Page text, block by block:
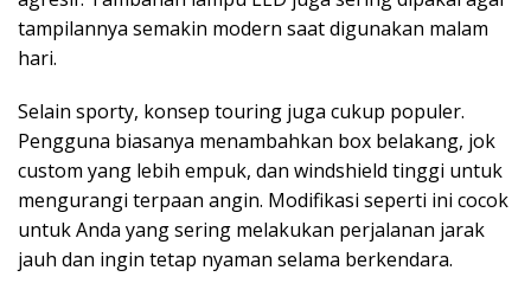
tampilannya semakin modern saat digunakan malam
hari.
Selain sporty, konsep touring juga cukup populer.
Pengguna biasanya menambahkan box belakang, jok
custom yang lebih empuk, dan windshield tinggi untuk
mengurangi terpaan angin. Modifikasi seperti ini cocok
untuk Anda yang sering melakukan perjalanan jarak
jauh dan ingin tetap nyaman selama berkendara.